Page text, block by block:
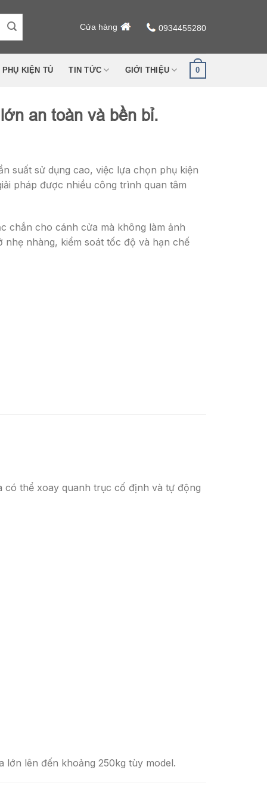
Cửa hàng 0934455280
PHỤ KIỆN TỦ TIN TỨC GIỚI THIỆU 0
an toàn và bền bỉ.
suất sử dụng cao, việc lựa chọn phụ kiện
pháp được nhiều công trình quan tâm
chắn cho cánh cửa mà không làm ảnh
nhàng, kiểm soát tốc độ và hạn chế
thể xoay quanh trục cố định và tự động
lên đến khoảng 250kg tùy model.